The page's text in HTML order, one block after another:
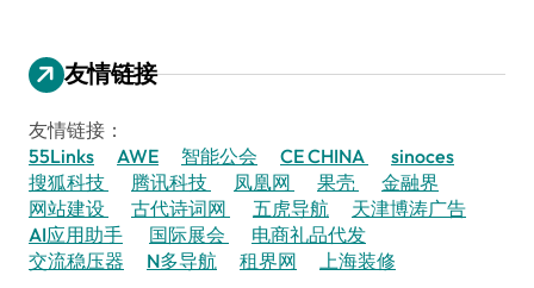
友情链接
友情链接：
55Links
AWE 智能公会 CE CHINA
sinoces
搜狐科技
腾讯科技 凤凰网 果壳
金融界
网站建设
古代诗词网 五虎导航
天津博涛广告
AI应用助手
国际展会
电商礼品代发
交流稳压器
N多导航 租界网 上海装修